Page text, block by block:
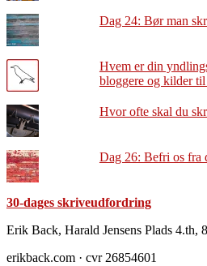
Dag 24: Bør man
Hvem er din
bloggere og kilder
Hvor ofte skal du
Dag 26: Befri os fra
30-dages skriveudfordring
Footer
Erik Back, Harald Jensens Plads 4.th,
erikback.com · cvr 26854601